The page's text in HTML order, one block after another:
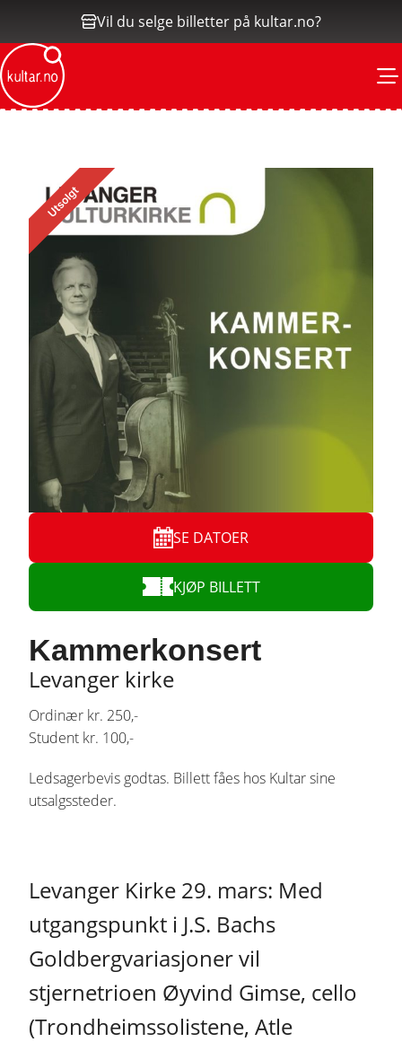
Vil du selge billetter på kultar.no?
Kammerkonsert
Levanger kirke
Ordinær kr. 250,-
Student kr. 100,-
Ledsagerbevis godtas. Billett fåes hos Kultar sine
utsalgssteder.
SE DATOER
KJØP BILLETT
Levanger Kirke 29. mars: Med
utgangspunkt i J.S. Bachs
Goldbergvariasjoner vil
stjernetrioen Øyvind Gimse, cello
(Trondheimssolistene, Atle